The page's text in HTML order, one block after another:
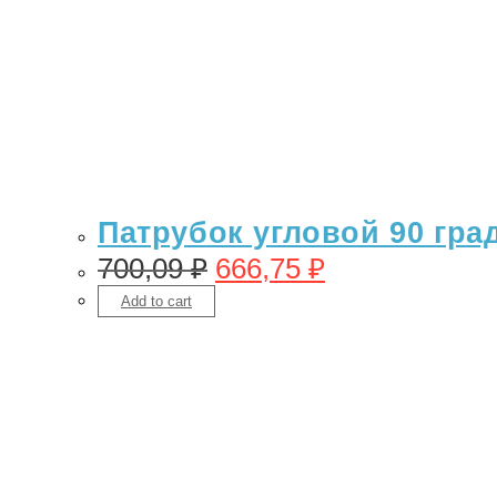
Патрубок угловой 90
700,09₽ 666,75 ₽
Add to cart